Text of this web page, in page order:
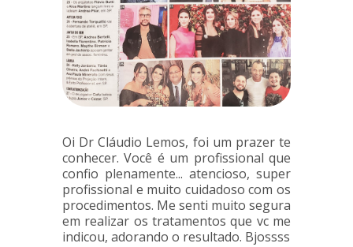
Oi Dr Cláudio Lemos, foi um prazer te
conhecer. Você é um profissional que
confio plenamente... atencioso, super
profissional e muito cuidadoso com os
procedimentos. Me senti muito segura
em realizar os tratamentos que vc me
indicou, adorando o resultado. Bjossss